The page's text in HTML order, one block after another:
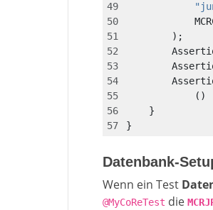
49
50
53
54
55
56
57
);
()
}
}
Datenbank-
Wenn ein Test
@MyCoReTest die